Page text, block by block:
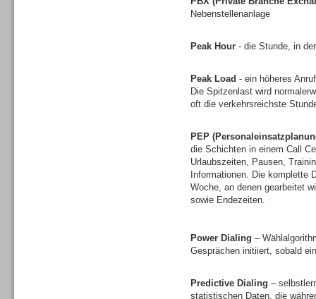
Nebenstellenanlage
Peak Hour - die Stunde, in
Peak Load - ein höheres
Die Spitzenlast wird
oft die verkehrsreichste
PEP
die Schichten in einem Call
Urlaubszeiten, Pausen,
Informationen. Die komplette
Woche, an denen gearbeitet
sowie Endezeiten.
Power Dialing –
Gesprächen initiiert, sobald
Predictive Dialing –
statistischen Daten, die